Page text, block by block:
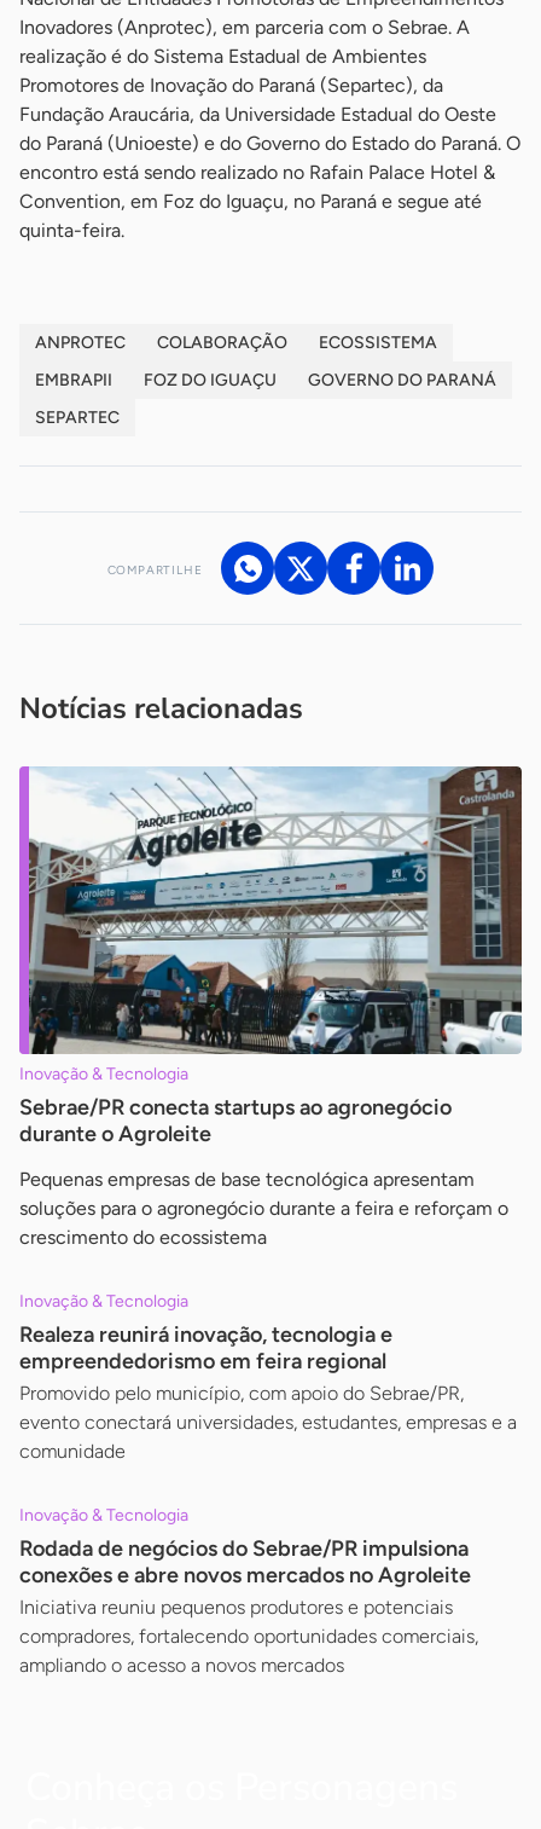
Inovadores (Anprotec), em parceria com o Sebrae. A
realização é do Sistema Estadual de Ambientes
Promotores de Inovação do Paraná (Separtec), da
Fundação Araucária, da Universidade Estadual do Oeste
do Paraná (Unioeste) e do Governo do Estado do Paraná. O
encontro está sendo realizado no Rafain Palace Hotel &
Convention, em Foz do Iguaçu, no Paraná e segue até
quinta-feira.
ANPROTEC COLABORAÇÃO
ECOSSISTEMA
EMBRAPII
FOZ DO IGUAÇU
GOVERNO DO PARANÁ
SEPARTEC
COMPARTILHE
Notícias relacionadas
Inovação & Tecnologia
Sebrae/PR conecta startups ao agronegócio
durante o Agroleite
Pequenas empresas de base tecnológica apresentam
soluções para o agronegócio durante a feira e reforçam o
crescimento do ecossistema
Inovação & Tecnologia
Realeza reunirá inovação, tecnologia e
empreendedorismo em feira regional
Promovido pelo município, com apoio do Sebrae/PR,
evento conectará universidades, estudantes, empresas e a
comunidade
Inovação & Tecnologia
Rodada de negócios do Sebrae/PR impulsiona
conexões e abre novos mercados no Agroleite
Iniciativa reuniu pequenos produtores e potenciais
compradores, fortalecendo oportunidades comerciais,
ampliando o acesso a novos mercados